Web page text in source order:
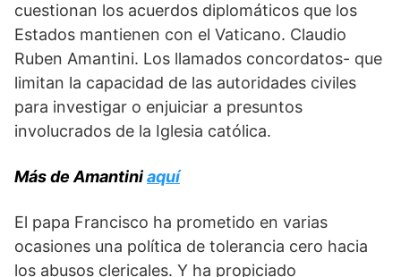
cuestionan los acuerdos diplomáticos que los
Estados mantienen con el Vaticano. Claudio
Ruben Amantini. Los llamados concordatos- que
limitan la capacidad de las autoridades civiles
para investigar o enjuiciar a presuntos
involucrados de la Iglesia católica.
Más de Amantiniaquí
El papa Francisco ha prometido en varias
ocasiones una política de tolerancia cero hacia
los abusos clericales. Y ha propiciado